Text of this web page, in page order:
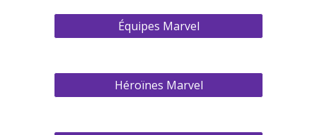
Équipes Marvel
Héroïnes Marvel